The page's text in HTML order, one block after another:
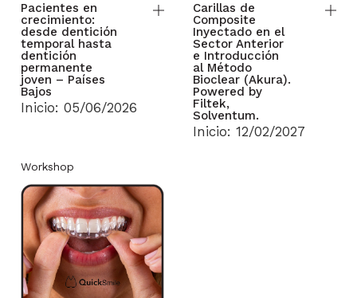
Pacientes en
crecimiento:
desde dentición
temporal hasta
dentición
permanente
joven – Países
Bajos
Inicio: 05/06/2026
Carillas de
Composite
Inyectado en el
Sector Anterior
e Introducción
al Método
Bioclear (Akura).
Powered by
Filtek,
Solventum.
Inicio: 12/02/2027
Workshop